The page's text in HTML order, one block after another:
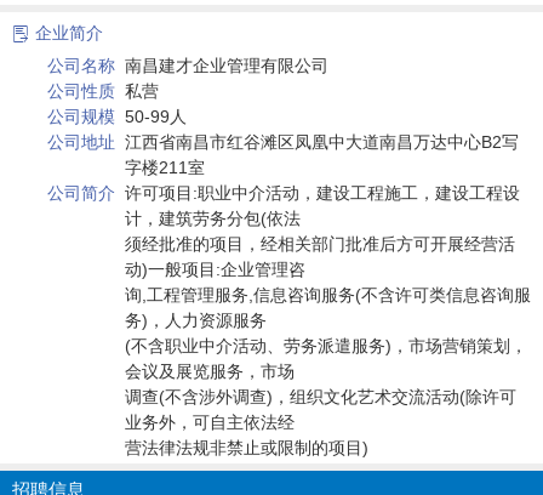
 企业简介
公司名称 南昌建才企业管理有限公司
公司性质 私营
公司规模 50-99人
公司地址 江西省南昌市红谷滩区凤凰中大道南昌万达中心B2写
字楼211室
公司简介 许可项目:职业中介活动，建设工程施工，建设工程设
计，建筑劳务分包(依法
须经批准的项目，经相关部门批准后方可开展经营活
动)一般项目:企业管理咨
询,工程管理服务,信息咨询服务(不含许可类信息咨询服
务)，人力资源服务
(不含职业中介活动、劳务派遣服务)，市场营销策划，
会议及展览服务，市场
调查(不含涉外调查)，组织文化艺术交流活动(除许可
业务外，可自主依法经
营法律法规非禁止或限制的项目)
招聘信息